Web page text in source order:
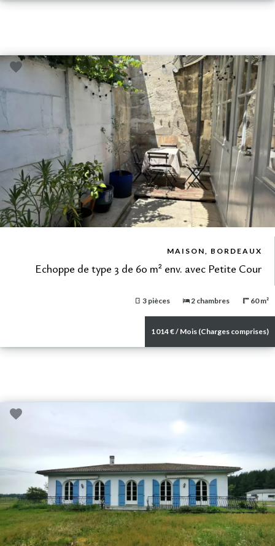
MAISON, BORDEAUX
Echoppe de type 3 de 60 m² env. avec Petite Cour
3 pièces 2 chambres 60 m²
1 014 € / Mois (Charges comprises)